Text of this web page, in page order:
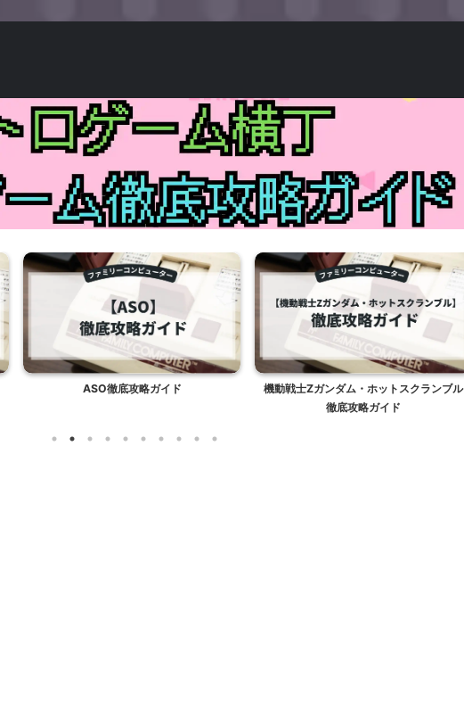
ASO徹底攻略ガイド
機動戦士Ζガンダム・ホットスクランブル
徹底攻略ガイド